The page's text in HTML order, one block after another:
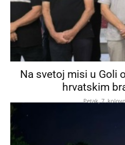
Na svetoj misi u Goli
hrvatskim
Petak, 7.